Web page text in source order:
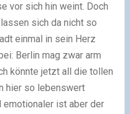
vor sich hin weint. Doch
sich da nicht so
einmal in sein Herz
Berlin mag zwar arm
könnte jetzt all die tollen
hier so lebenswert
emotionaler ist aber der